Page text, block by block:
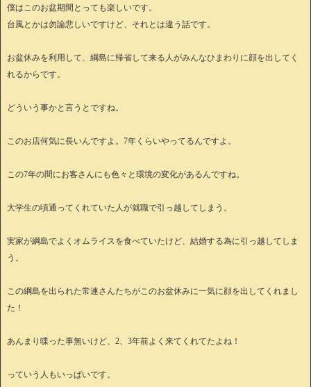
僕はこのお盆期間とっても楽しいです。
台風とかは勿論悲しいですけど、それとは違う話です。
お盆休みを利用して、綱島に帰省して来る人がみんなひまわりに顔を出してく
れるからです。
どういう事かと言うとですね。
このお店何気に長いんですよ。7年くらいやってるんですよ。
この7年の間にお客さんにも色々と環境の変化があるんですね。
大学生の頃通ってくれていた人が就職で引っ越してしまう。
実家が綱島でよくオムライスを食べていたけど、結婚する為に引っ越してしま
う。
この綱島を出られた常連さんたちがこのお盆休みに一気に顔を出してくれまし
た！
あんまり喋った事無いけど、2、3年前よく来てくれてたよね！
っていう人もいっぱいです。